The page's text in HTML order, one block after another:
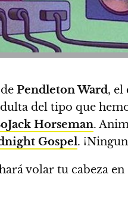
Pendleton Ward, el
del tipo que
Horseman.
Gospel.
volar tu cabeza en